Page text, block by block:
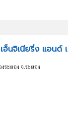
นจิเนียริ่ง แอนด์
ระยอง จ.ระยอง